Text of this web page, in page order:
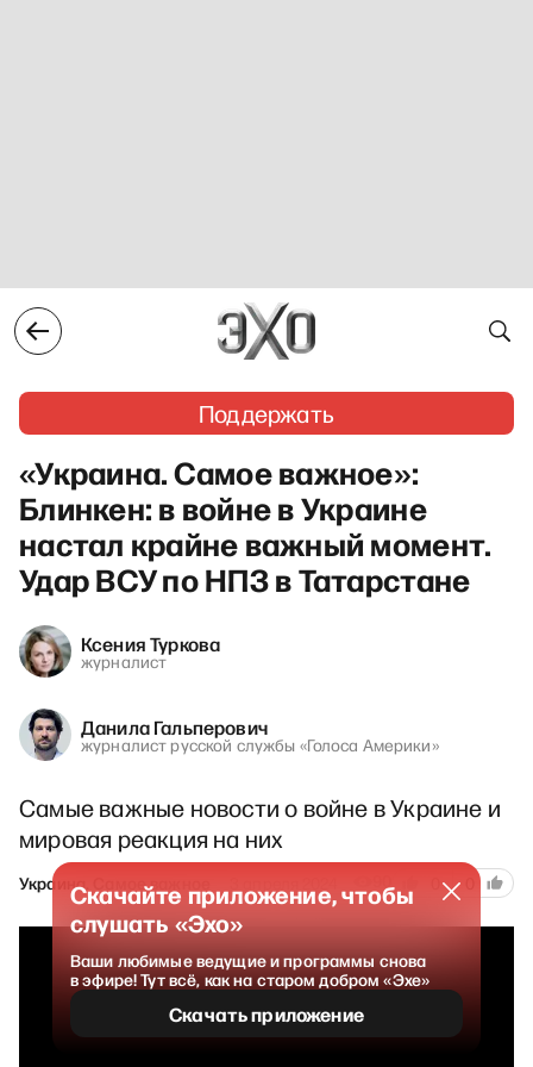
Поддержать
«Украина. Самое важное»:
Блинкен: в войне в Украине
настал крайне важный момент.
Удар ВСУ по НПЗ в Татарстане
Ксения Туркова
журналист
Данила Гальперович
журналист русской службы «Голоса Америки»
Самые важные новости о войне в Украине и
мировая реакция на них
Украина. Самое важное
Скачайте приложение, чтобы
слушать «Эхо»
Ваши любимые ведущие и программы снова
в эфире! Тут всё, как на старом добром «Эхе»
Скачать приложение